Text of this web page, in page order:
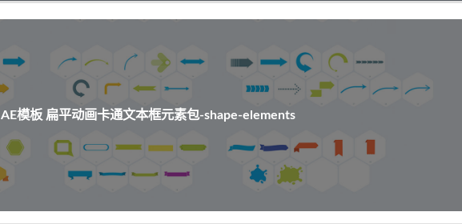
AE模板 扁平动画卡通文本框元素包-shape-elements